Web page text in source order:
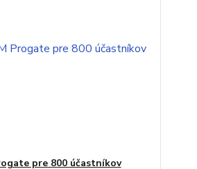
pre 800 účastníkov